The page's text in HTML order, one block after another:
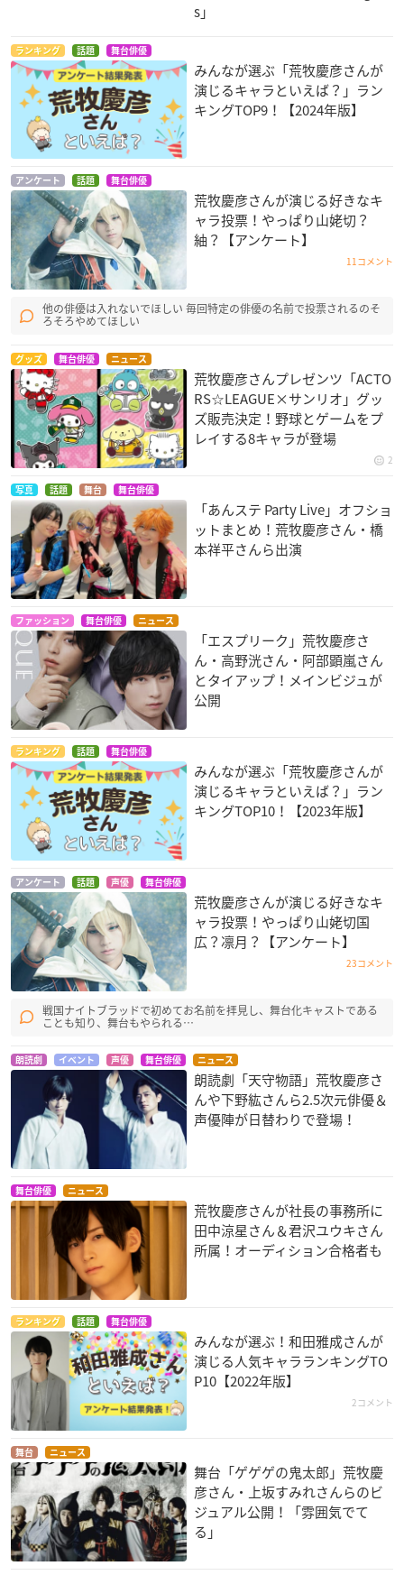
s」
ランキング 話題 舞台俳優
みんなが選ぶ「荒牧慶彦さんが
演じるキャラといえば？」ラン
キングTOP9！【2024年版】
アンケート 話題 舞台俳優
荒牧慶彦さんが演じる好きなキ
ャラ投票！やっぱり山姥切？
紬？【アンケート】
11コメント
他の俳優は入れないでほしい 毎回特定の俳優の名前で投票されるのそ
ろそろやめてほしい
グッズ 舞台俳優 ニュース
荒牧慶彦さんプレゼンツ「ACTO
RS☆LEAGUE×サンリオ」グッ
ズ販売決定！野球とゲームをプ
レイする8キャラが登場
2
写真 話題 舞台 舞台俳優
「あんステ Party Live」オフショ
ットまとめ！荒牧慶彦さん・橋
本祥平さんら出演
ファッション 舞台俳優 ニュース
「エスプリーク」荒牧慶彦さ
ん・高野洸さん・阿部顕嵐さん
とタイアップ！メインビジュが
公開
ランキング 話題 舞台俳優
みんなが選ぶ「荒牧慶彦さんが
演じるキャラといえば？」ラン
キングTOP10！【2023年版】
アンケート 話題 声優 舞台俳優
荒牧慶彦さんが演じる好きなキ
ャラ投票！やっぱり山姥切国
広？凛月？【アンケート】
23コメント
戦国ナイトブラッドで初めてお名前を拝見し、舞台化キャストである
ことも知り、舞台もやられる…
朗読劇 イベント 声優 舞台俳優 ニュース
朗読劇「天守物語」荒牧慶彦さ
んや下野紘さんら2.5次元俳優＆
声優陣が日替わりで登場！
舞台俳優 ニュース
荒牧慶彦さんが社長の事務所に
田中涼星さん＆君沢ユウキさん
所属！オーディション合格者も
ランキング 話題 舞台俳優
みんなが選ぶ！和田雅成さんが
演じる人気キャラランキングTO
P10【2022年版】
2コメント
舞台 ニュース
舞台「ゲゲゲの鬼太郎」荒牧慶
彦さん・上坂すみれさんらのビ
ジュアル公開！「雰囲気でて
る」